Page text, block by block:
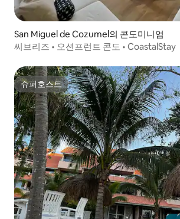
San Miguel de Cozumel의 콘도미니엄
씨브리즈 • 오션프런트 콘도 • CoastalStay
슈퍼호스트
슈퍼호스트